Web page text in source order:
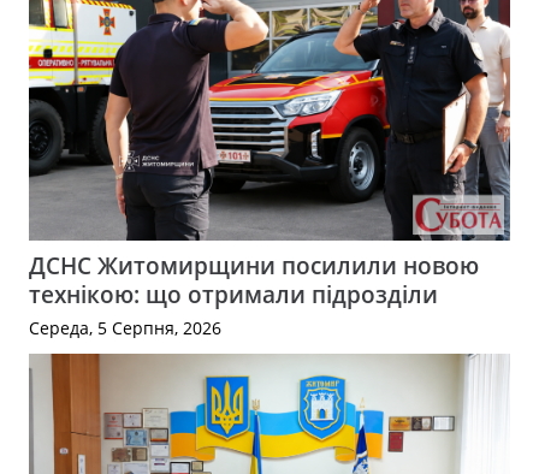
ДСНС Житомирщини посилили новою
технікою: що отримали підрозділи
Середа, 5 Серпня, 2026